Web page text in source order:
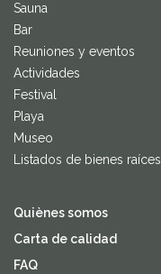
Sauna
Bar
Reuniones y eventos
Actividades
Festival
Playa
Museo
Listados de bienes raíces
Quiènes somos
Carta de calidad
FAQ